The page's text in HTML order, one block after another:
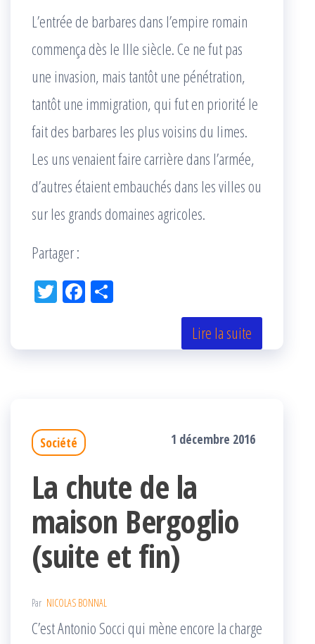
L’entrée de barbares dans l’empire romain
commença dès le IIIe siècle. Ce ne fut pas
une invasion, mais tantôt une pénétration,
tantôt une immigration, qui fut en priorité le
fait des barbares les plus voisins du limes.
Les uns venaient faire carrière dans l’armée,
d’autres étaient embauchés dans les villes ou
sur les grands domaines agricoles.
Partager :
Tw Fac
k r
Lire la suite
Société 1 décembre 2016
La chute de la
maison Bergoglio
(suite et fin)
Par NICOLAS BONNAL
C’est Antonio Socci qui mène encore la charge